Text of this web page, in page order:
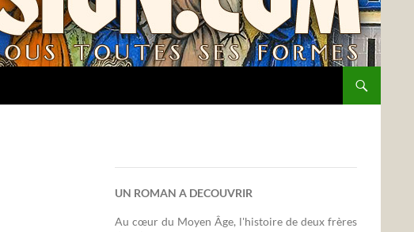
UN ROMAN A DECOUVRIR
Au cœur du Moyen Âge, l'histoire de deux frères